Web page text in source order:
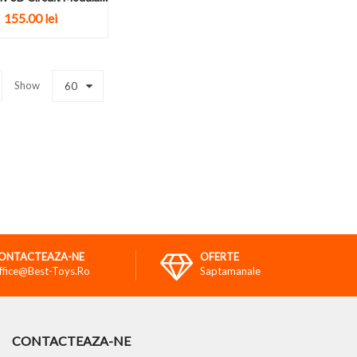
Gravitatie 26...
155.00lei
Show 60
NE
Toys.ro
OFERTE
Saptamanale
CONTACTEAZA-NE